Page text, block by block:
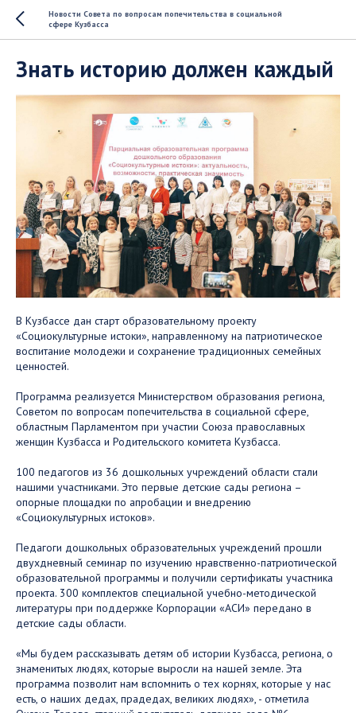
Новости Совета по вопросам попечительства в социальной
сфере Кузбасса
Знать историю должен каждый
В Кузбассе дан старт образовательному проекту
«Социокультурные истоки», направленному на патриотическое
воспитание молодежи и сохранение традиционных семейных
ценностей.
Программа реализуется Министерством образования региона,
Советом по вопросам попечительства в социальной сфере,
областным Парламентом при участии Союза православных
женщин Кузбасса и Родительского комитета Кузбасса.
100 педагогов из 36 дошкольных учреждений области стали
нашими участниками. Это первые детские сады региона –
опорные площадки по апробации и внедрению
«Социокультурных истоков».
Педагоги дошкольных образовательных учреждений прошли
двухдневный семинар по изучению нравственно-патриотической
образовательной программы и получили сертификаты участника
проекта. 300 комплектов специальной учебно-методической
литературы при поддержке Корпорации «АСИ» передано в
детские сады области.
«Мы будем рассказывать детям об истории Кузбасса, региона, о
знаменитых людях, которые выросли на нашей земле. Эта
программа позволит нам вспомнить о тех корнях, которые у нас
есть, о наших дедах, прадедах, великих людях», - отметила